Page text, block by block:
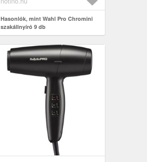
Hasonlók, mint Wahl Pro Chromini
szakállnyíró 9 db